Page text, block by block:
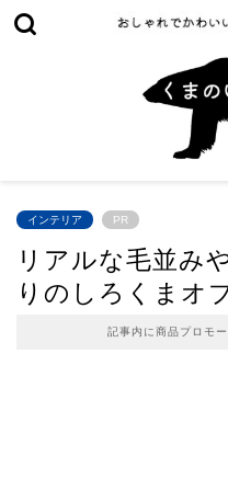
インテリア PR
リアルな毛並み
りのしろくまオ
記事内に商品プロモ